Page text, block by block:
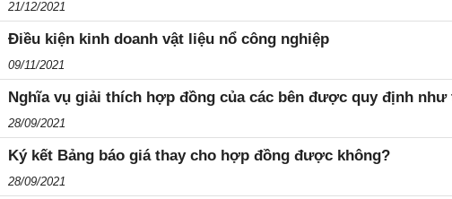
21/12/2021
Điều kiện kinh doanh vật liệu nổ công nghiệp
09/11/2021
Nghĩa vụ giải thích hợp đồng của các bên được quy định như
28/09/2021
Ký kết Bảng báo giá thay cho hợp đồng được không?
28/09/2021